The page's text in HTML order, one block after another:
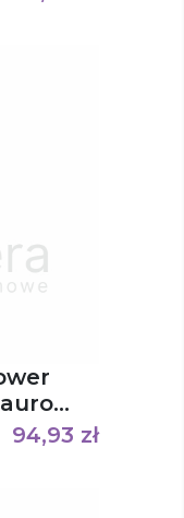
94,93 zł